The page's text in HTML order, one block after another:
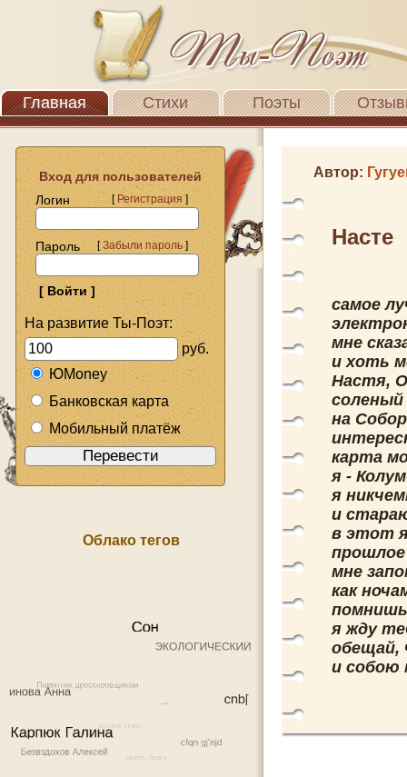
Главная Стихи Поэты
Вход для пользователей
Логин
[Регистрация]
Пароль [Забыли пароль]
На развитие Ты-Поэт:
руб.
ЮMoney
Банковская карта
Мобильный платёж
Облако тегов
Автор:
Насте
самое
мне
и хоть
Настя,
соленый
на
карта
я -
я
и
в этот
мне
как
я жду
обещай,
и собою